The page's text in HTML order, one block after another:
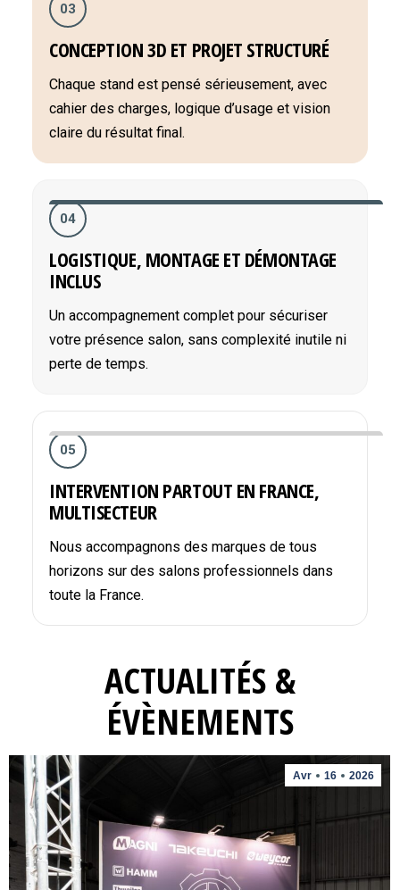
03
CONCEPTION 3D ET PROJET STRUCTURÉ
Chaque stand est pensé sérieusement, avec
cahier des charges, logique d’usage et vision
claire du résultat final.
04
LOGISTIQUE, MONTAGE ET DÉMONTAGE
INCLUS
Un accompagnement complet pour sécuriser
votre présence salon, sans complexité inutile ni
perte de temps.
05
INTERVENTION PARTOUT EN FRANCE,
MULTISECTEUR
Nous accompagnons des marques de tous
horizons sur des salons professionnels dans
toute la France.
ACTUALITÉS &
ÉVÈNEMENTS
Avr 16 2026